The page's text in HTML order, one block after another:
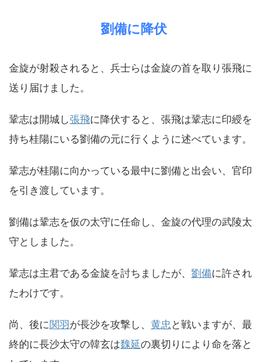
劉備に降伏
金旋が射殺されると、兵士らは金旋の首を取り張飛に
送り届けました。
鞏志は開城し張飛に降伏すると、張飛は鞏志に印綬を
持ち桂陽にいる劉備の元に行くように述べています。
鞏志が桂陽に向かっている最中に劉備と出会い、官印
を引き渡しています。
劉備は鞏志を仮の太守に任命し、金旋の代理の武陵太
守としました。
鞏志は主君である金旋を討ちましたが、 劉備に許され
たわけです。
尚、後に関羽 が長沙を攻撃し、 黄忠 と戦いますが、最
終的に長沙太守の韓玄は魏延の裏切りにより命を落と